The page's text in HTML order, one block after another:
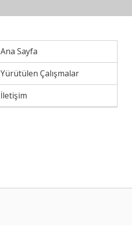
Ana Sayfa
Yürütülen Çalışmalar
İletişim